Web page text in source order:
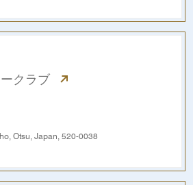
クラブ
Otsu, Japan, 520-0038